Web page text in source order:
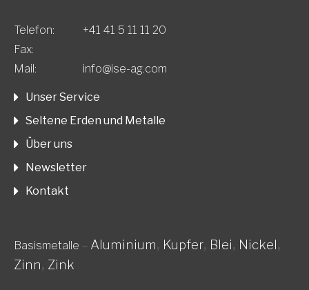
Telefon:
+41 41 5 11 11 20
Fax:
Mail:
info@ise-ag.com
Unser Service
Seltene Erden und Metalle
Über uns
Newsletter
Kontakt
Basismetalle – Aluminium, Kupfer, Blei, Nickel,
Zinn, Zink